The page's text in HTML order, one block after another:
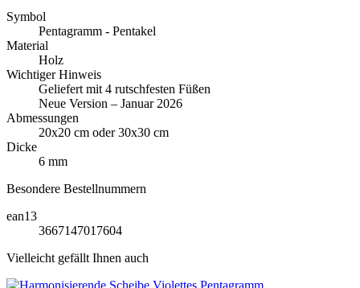
Symbol
Pentagramm - Pentakel
Material
Holz
Wichtiger Hinweis
Geliefert mit 4 rutschfesten Füßen
Neue Version – Januar 2026
Abmessungen
20x20 cm oder 30x30 cm
Dicke
6 mm
Besondere Bestellnummern
ean13
3667147017604
Vielleicht gefällt Ihnen auch